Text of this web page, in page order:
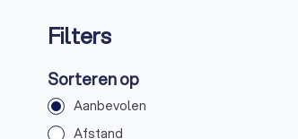
Filters
Sorteren op
Aanbevolen
Afstand